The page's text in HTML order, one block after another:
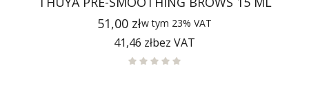
Cena
51,00 złw tym 23% VAT
Cena
41,46 złbez VAT